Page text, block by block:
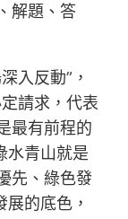
解題、答
入反動”，
請求，代表
最有前程的
水青山就是
先、綠色發
的底色，